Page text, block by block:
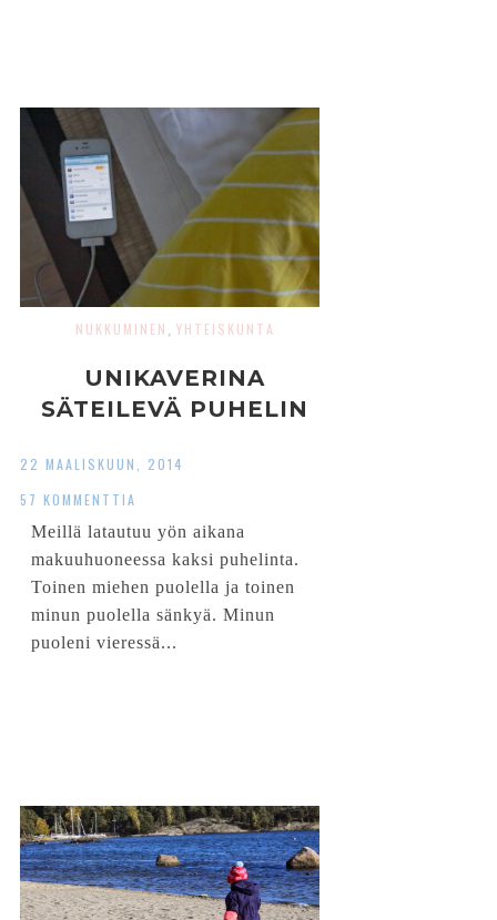
NUKKUMINEN YHTEISKUNTA
UNIKAVERINA
SÄTEILEVÄ PUHELIN
22 MAALISKUUN, 2014
57 KOMMENTTIA
Meillä latautuu yön aikana
makuuhuoneessa kaksi puhelinta.
Toinen miehen puolella ja toinen
minun puolella sänkyä. Minun
puoleni vieressä...